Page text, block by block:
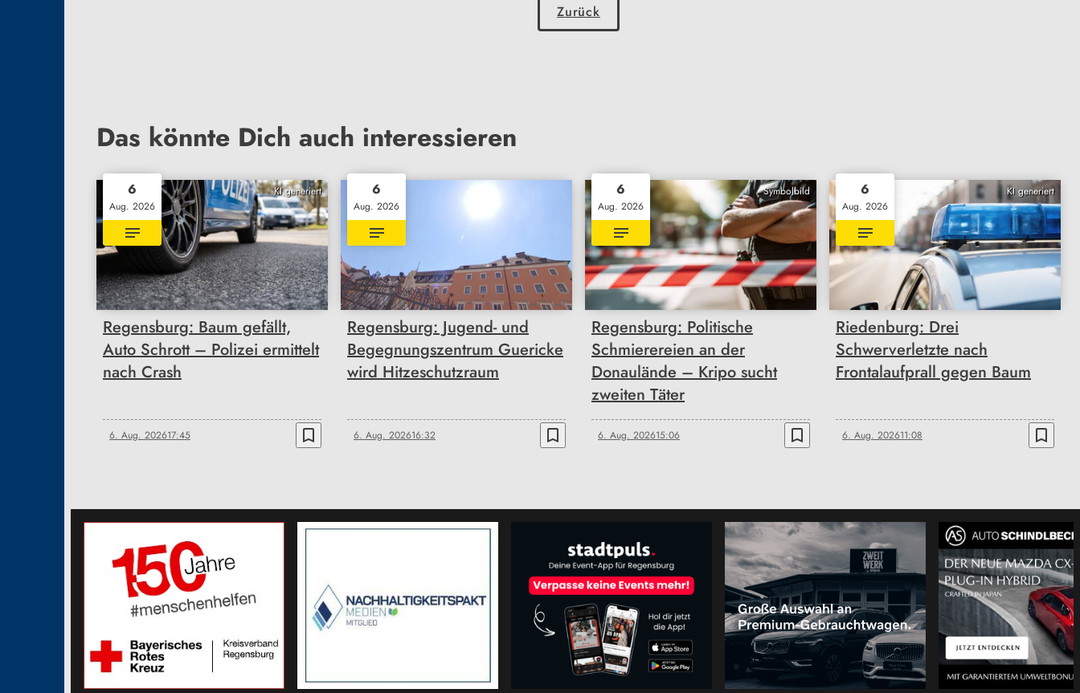
Zurück
Das könnte Dich auch interessieren
KI generiert
6
Aug. 2026
Regensburg: Baum gefällt,
Auto Schrott – Polizei ermittelt
nach Crash
6. Aug. 202617:45 bookmark_border
6
Aug. 2026
Regensburg: Jugend- und
Begegnungszentrum Guericke
wird Hitzeschutzraum
6. Aug. 202616:32 bookmark_border
Symbolbild
6
Aug. 2026
Regensburg: Politische
Schmierereien an der
Donaulände – Kripo sucht
zweiten Täter
6. Aug. 202615:06 bookmark_border
KI generiert
6
Aug. 2026
Riedenburg: Drei
Schwerverletzte nach
Frontalaufprall gegen Baum
6. Aug. 202611:08 bookmark_border